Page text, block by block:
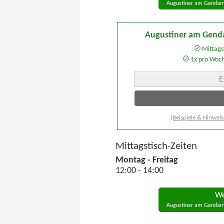
Augustiner am
Augustiner am
1x pro
(Beispiele &
Mittagstisch-Zeiten
Montag - Freitag
12:00 - 14:00
Augustiner am